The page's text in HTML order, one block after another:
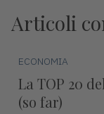
Articoli
ECONOMIA
La TOP 20
(so far)